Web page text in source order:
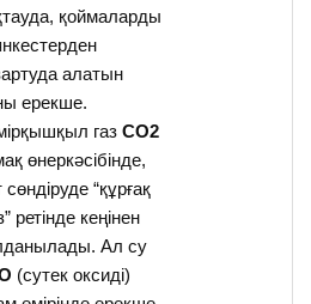
қоймаларды
алатын
ерекше.
газCO2
өнеркәсібінде,
сөндіруде “құрғақ
ретінде кеңінен
Ал су
(сутек оксиді)